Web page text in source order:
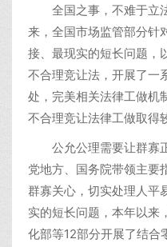
全国之事，不难于立
来，全国市场监管部分针
接、最现实的短长问题，
不合理竞让法，开展了一
处，完美相关法律工做机
不合理竞让法律工做取得
公允公理需要让群寡
党地方、国务院带领主要
群寡关心，切实处理人平
实的短长问题，本年以来
化部等12部分开展了结合